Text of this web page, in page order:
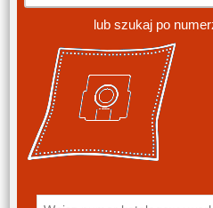
lub szukaj po